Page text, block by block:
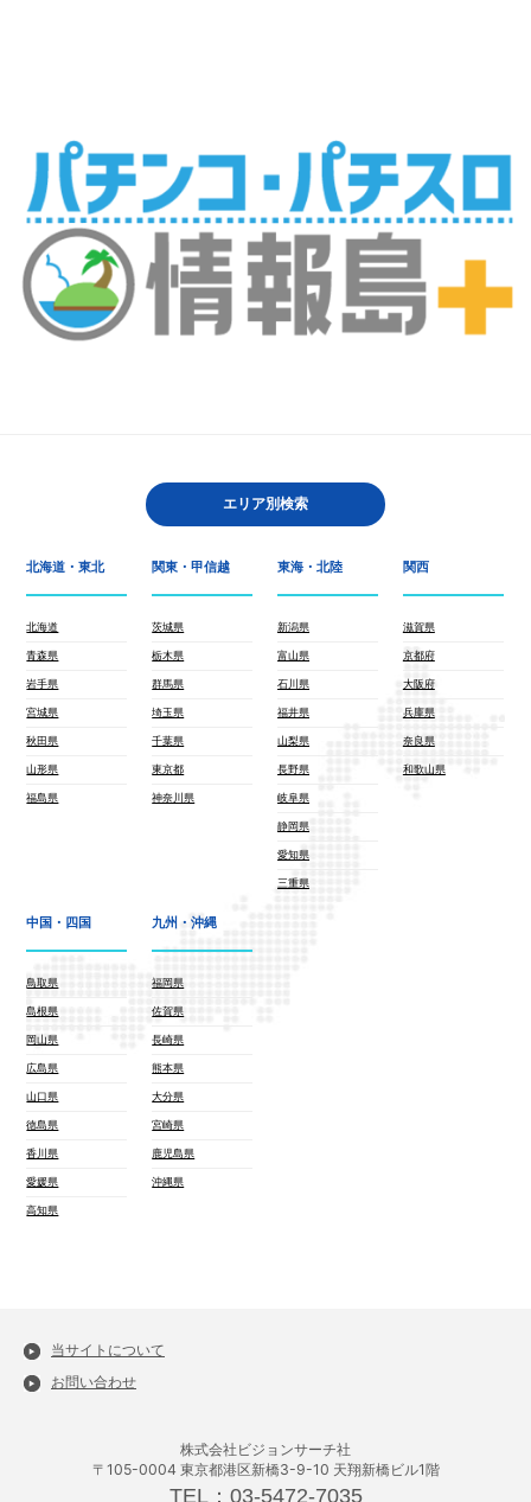
エリア別検索
北海道・東北
北海道
青森県
岩手県
宮城県
秋田県
山形県
福島県
関東・甲信越
茨城県
栃木県
群馬県
埼玉県
千葉県
東京都
神奈川県
東海・北陸
新潟県
富山県
石川県
福井県
山梨県
長野県
岐阜県
静岡県
愛知県
三重県
関西
滋賀県
京都府
大阪府
兵庫県
奈良県
和歌山県
中国・四国
鳥取県
島根県
岡山県
広島県
山口県
徳島県
香川県
愛媛県
高知県
九州・沖縄
福岡県
佐賀県
長崎県
熊本県
大分県
宮崎県
鹿児島県
沖縄県
当サイトについて
お問い合わせ
株式会社ビジョンサーチ社
〒105-0004 東京都港区新橋3-9-10 天翔新橋ビル1階
TEL：03-5472-7035